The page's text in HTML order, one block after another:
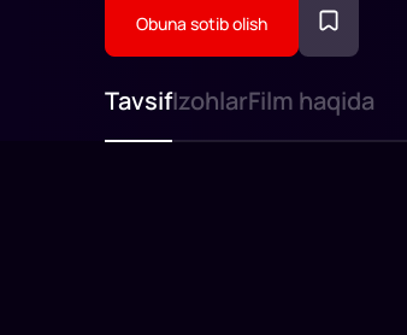
Obuna sotib olish
TavsifIzohlarFilm haqida